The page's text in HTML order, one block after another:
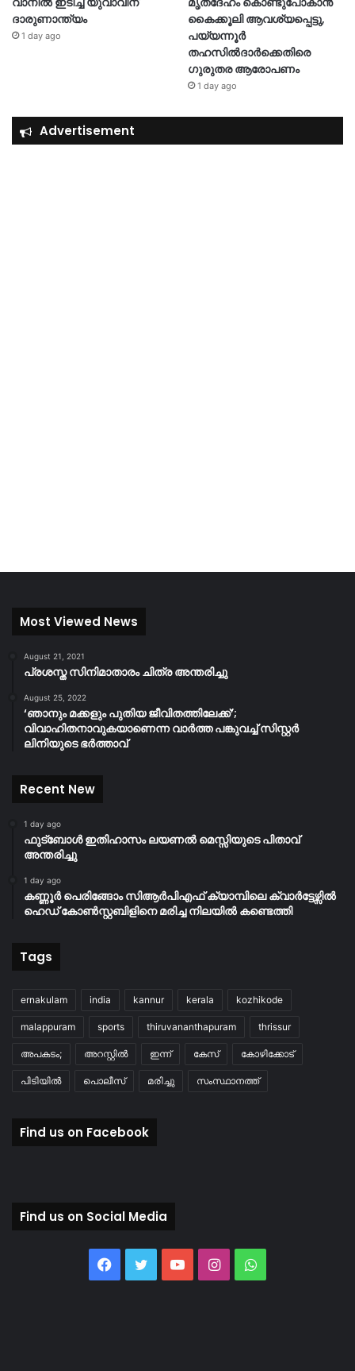
ദാരുണാന്ത്യം
1 day ago
കൈക്കൂലി ആവശ്യപ്പെട്ടു,
പയ്യന്നൂർ
തഹസിൽദാർക്കെതിരെ
ഗുരുതര ആരോപണം
1 day ago
Advertisement
Most Viewed News
August 21, 2021
പ്രശസ്ത സിനിമാതാരം ചിത്ര അന്തരിച്ചു
August 25, 2022
‘ഞാനും മക്കളും പുതിയ ജീവിതത്തിലേക്ക്’;
വിവാഹിതനാവുകയാണെന്ന വാർത്ത പങ്കുവച്ച് സിസ്റ്റർ
ലിനിയുടെ ഭർത്താവ്
Recent New
1 day ago
ഫുട്ബോൾ ഇതിഹാസം ലയണൽ മെസ്സിയുടെ പിതാവ്
അന്തരിച്ചു
1 day ago
കണ്ണൂർ പെരിങ്ങോം സിആർപിഎഫ് ക്യാമ്പിലെ ക്വാർട്ടേഴ്സിൽ
ഹെഡ് കോൺസ്റ്റബിളിനെ മരിച്ച നിലയിൽ കണ്ടെത്തി
Tags
ernakulam india kannur kerala kozhikode
malappuram sports thiruvananthapuram thrissur
അപകടം; അറസ്റ്റിൽ ഇന്ന് കേസ് കോഴിക്കോട്
പിടിയിൽ പൊലീസ് മരിച്ചു സംസ്ഥാനത്ത്
Find us on Facebook
Find us on Social Media
Facebook
TwitterYouTubeInstagramWhatsApp